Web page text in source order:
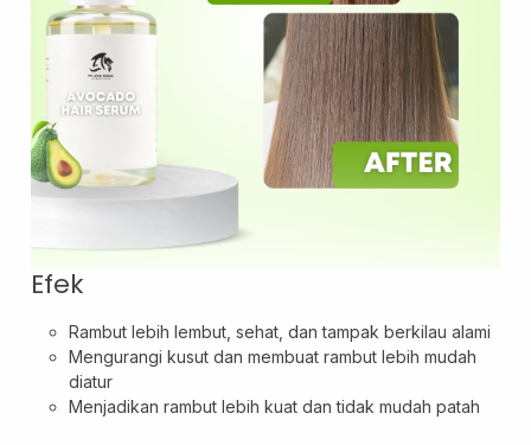
Layanan Sertifikat
Pergudangan &
Efek
Rambut lebih lembut, sehat, dan tampak berkilau alami
Mengurangi kusut dan membuat rambut lebih mudah
diatur
Menjadikan rambut lebih kuat dan tidak mudah patah